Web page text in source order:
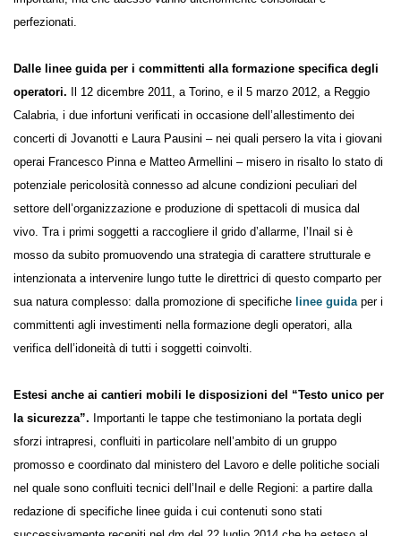
relativamente brevi, ha già permesso il conseguimento di risultati
importanti, ma che adesso vanno ulteriormente consolidati e
Dalle linee guida per i committenti alla formazione specifica
degli operatori.
Reggio Calabria, i due infortuni verificati in occasione dell’allestimento
dei concerti di Jovanotti e Laura Pausini – nei quali persero la vita i
giovani operai Francesco Pinna e Matteo Armellini – misero in risalto lo
stato di potenziale pericolosità connesso ad alcune condizioni
peculiari del settore dell’organizzazione e produzione di spettacoli di
musica dal vivo. Tra i primi soggetti a raccogliere il grido d’allarme,
l’Inail si è mosso da subito promuovendo una strategia di carattere
strutturale e intenzionata a intervenire lungo tutte le direttrici di
questo comparto per sua natura complesso: dalla promozione di
per i committenti agli investimenti nella
Estesi anche ai cantieri mobili le disposizioni del “Testo unico
per la sicurezza”.
Importanti le tappe che testimoniano la portata
degli sforzi intrapresi, confluiti in particolare nell’ambito di un gruppo
promosso e coordinato dal ministero del Lavoro e delle politiche